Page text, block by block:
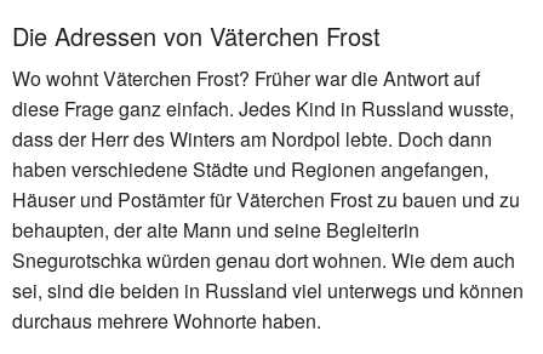
Die Adressen von Väterchen Frost
Wo wohnt Väterchen Frost? Früher war die Antwort auf
diese Frage ganz einfach. Jedes Kind in Russland wusste,
dass der Herr des Winters am Nordpol lebte. Doch dann
haben verschiedene Städte und Regionen angefangen,
Häuser und Postämter für Väterchen Frost zu bauen und zu
behaupten, der alte Mann und seine Begleiterin
Snegurotschka würden genau dort wohnen. Wie dem auch
sei, sind die beiden in Russland viel unterwegs und können
durchaus mehrere Wohnorte haben.